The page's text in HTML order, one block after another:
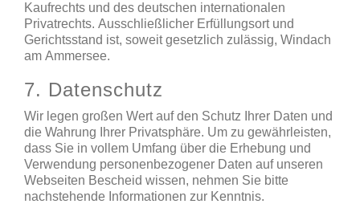
Kaufrechts und des deutschen internationalen
Privatrechts. Ausschließlicher Erfüllungsort und
Gerichtsstand ist, soweit gesetzlich zulässig, Windach
am Ammersee.
7. Datenschutz
Wir legen großen Wert auf den Schutz Ihrer Daten und
die Wahrung Ihrer Privatsphäre. Um zu gewährleisten,
dass Sie in vollem Umfang über die Erhebung und
Verwendung personenbezogener Daten auf unseren
Webseiten Bescheid wissen, nehmen Sie bitte
nachstehende Informationen zur Kenntnis.